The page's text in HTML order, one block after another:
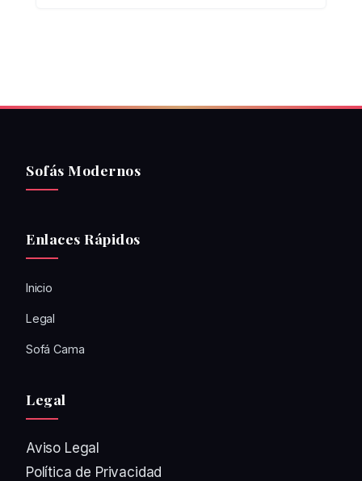
Sofás Modernos
Enlaces Rápidos
Inicio
Legal
Sofá Cama
Legal
Aviso Legal
Política de Privacidad